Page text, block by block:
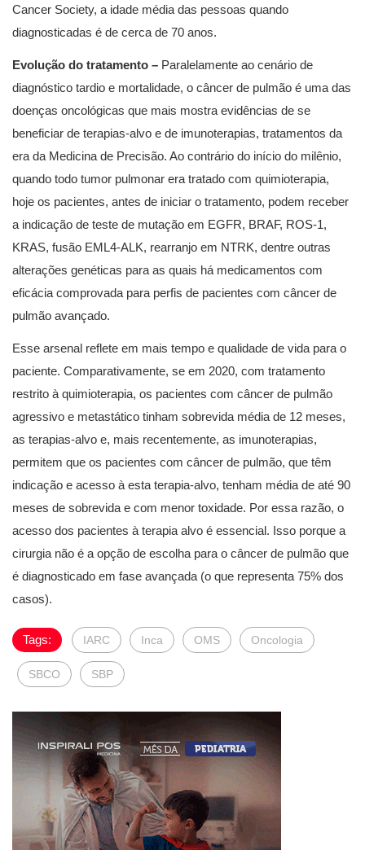
Cancer Society, a idade média das pessoas quando
diagnosticadas é de cerca de 70 anos.
Evolução do tratamento – Paralelamente ao cenário de
diagnóstico tardio e mortalidade, o câncer de pulmão é uma das
doenças oncológicas que mais mostra evidências de se
beneficiar de terapias-alvo e de imunoterapias, tratamentos da
era da Medicina de Precisão. Ao contrário do início do milênio,
quando todo tumor pulmonar era tratado com quimioterapia,
hoje os pacientes, antes de iniciar o tratamento, podem receber
a indicação de teste de mutação em EGFR, BRAF, ROS-1,
KRAS, fusão EML4-ALK, rearranjo em NTRK, dentre outras
alterações genéticas para as quais há medicamentos com
eficácia comprovada para perfis de pacientes com câncer de
pulmão avançado.
Esse arsenal reflete em mais tempo e qualidade de vida para o
paciente. Comparativamente, se em 2020, com tratamento
restrito à quimioterapia, os pacientes com câncer de pulmão
agressivo e metastático tinham sobrevida média de 12 meses,
as terapias-alvo e, mais recentemente, as imunoterapias,
permitem que os pacientes com câncer de pulmão, que têm
indicação e acesso à esta terapia-alvo, tenham média de até 90
meses de sobrevida e com menor toxidade. Por essa razão, o
acesso dos pacientes à terapia alvo é essencial. Isso porque a
cirurgia não é a opção de escolha para o câncer de pulmão que
é diagnosticado em fase avançada (o que representa 75% dos
casos).
Tags: IARC Inca OMS Oncologia
SBCO SBP